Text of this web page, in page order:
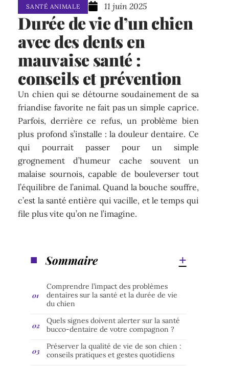
SANTÉ ANIMALE 11 juin 2025
Durée de vie d’un chien
avec des dents en
mauvaise santé :
conseils et prévention
Un chien qui se détourne soudainement de sa
friandise favorite ne fait pas un simple caprice.
Parfois, derrière ce refus, un problème bien
plus profond s’installe : la douleur dentaire. Ce
qui pourrait passer pour un simple
grognement d’humeur cache souvent un
malaise sournois, capable de bouleverser tout
l’équilibre de l’animal. Quand la bouche souffre,
c’est la santé entière qui vacille, et le temps qui
file plus vite qu’on ne l’imagine.
Sommaire
Comprendre l’impact des problèmes
dentaires sur la santé et la durée de vie
du chien
Quels signes doivent alerter sur la santé
bucco-dentaire de votre compagnon ?
Préserver la qualité de vie de son chien :
conseils pratiques et gestes quotidiens